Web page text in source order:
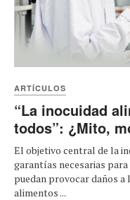
ARTÍCULOS
“La inocuidad
todos”: ¿Mito,
El objetivo central de la
garantías necesarias
puedan provocar daños a
alimentos ...